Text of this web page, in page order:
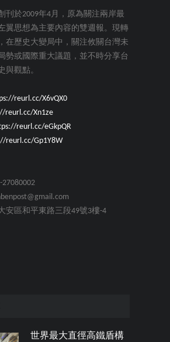
刊於2009年4月，原為關注兩岸最
翼思想為主要內容的雙週報。現轉
在歷史大變局中，關注攸關台灣未
勢或國際重大議題，並不時分享台
與觀點。
reurl.cc/X6vQX0
reurl.cc/Xn1ze
reurl.cc/eGkpQR
reurl.cc/Gp1Y8W
安區和平東路三段49號3樓-4
世界最大直徑高鐵盾構